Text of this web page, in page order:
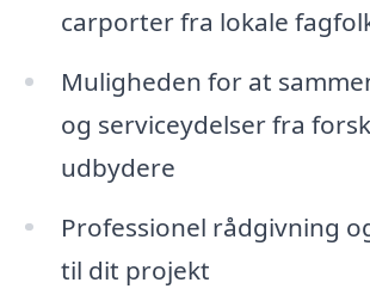
carporter fra lokale
Muligheden for at
og serviceydelser fra
udbydere
Professionel rådgivning
til dit projekt